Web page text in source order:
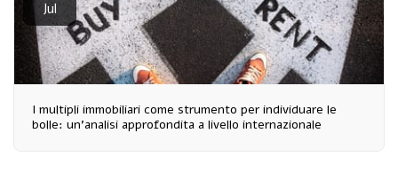
Jul
I multipli immobiliari come strumento per individuare le
bolle: un'analisi approfondita a livello internazionale